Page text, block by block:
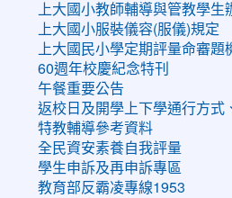
上大國小教師輔導與管教學生
上大國小服裝儀容(服儀)規定
上大國民小學定期評量命審題
60週年校慶紀念特刊
午餐重要公告
返校日及開學上下學通行方式
特教輔導參考資料
全民資安素養自我評量
學生申訴及再申訴專區
教育部反霸凌專線1953